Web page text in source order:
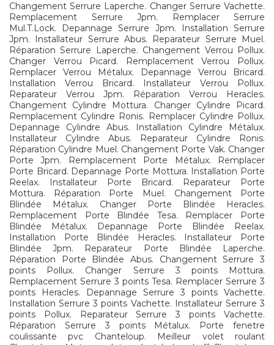
Changement Serrure Laperche. Changer Serrure Vachette.
Remplacement Serrure Jpm. Remplacer Serrure
Mul.T.Lock. Depannage Serrure Jpm. Installation Serrure
Jpm. Installateur Serrure Abus. Reparateur Serrure Muel.
Réparation Serrure Laperche. Changement Verrou Pollux.
Changer Verrou Picard. Remplacement Verrou Pollux.
Remplacer Verrou Métalux. Depannage Verrou Bricard.
Installation Verrou Bricard. Installateur Verrou Pollux.
Reparateur Verrou Jpm. Réparation Verrou Heracles.
Changement Cylindre Mottura. Changer Cylindre Picard.
Remplacement Cylindre Ronis. Remplacer Cylindre Pollux.
Depannage Cylindre Abus. Installation Cylindre Métalux.
Installateur Cylindre Abus. Reparateur Cylindre Ronis.
Réparation Cylindre Muel. Changement Porte Vak. Changer
Porte Jpm. Remplacement Porte Métalux. Remplacer
Porte Bricard. Depannage Porte Mottura. Installation Porte
Reelax. Installateur Porte Bricard. Reparateur Porte
Mottura. Réparation Porte Muel. Changement Porte
Blindée Métalux. Changer Porte Blindée Heracles.
Remplacement Porte Blindée Tesa. Remplacer Porte
Blindée Métalux. Depannage Porte Blindée Reelax.
Installation Porte Blindée Heracles. Installateur Porte
Blindée Jpm. Reparateur Porte Blindée Laperche.
Réparation Porte Blindée Abus. Changement Serrure 3
points Pollux. Changer Serrure 3 points Mottura.
Remplacement Serrure 3 points Tesa. Remplacer Serrure 3
points Heracles. Depannage Serrure 3 points Vachette.
Installation Serrure 3 points Vachette. Installateur Serrure 3
points Pollux. Reparateur Serrure 3 points Vachette.
Réparation Serrure 3 points Métalux. Porte fenetre
coulissante pvc Chanteloup. Meilleur volet roulant